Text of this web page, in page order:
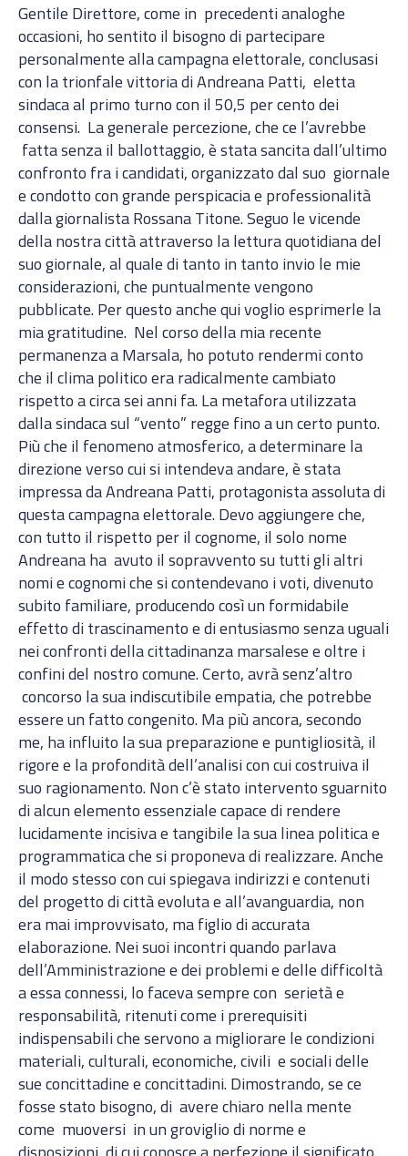
Gentile Direttore, come in precedenti analoghe
occasioni, ho sentito il bisogno di partecipare
personalmente alla campagna elettorale, conclusasi
con la trionfale vittoria di Andreana Patti, eletta
sindaca al primo turno con il 50,5 per cento dei
consensi. La generale percezione, che ce l’avrebbe
fatta senza il ballottaggio, è stata sancita dall’ultimo
confronto fra i candidati, organizzato dal suo giornale
e condotto con grande perspicacia e professionalità
dalla giornalista Rossana Titone. Seguo le vicende
della nostra città attraverso la lettura quotidiana del
suo giornale, al quale di tanto in tanto invio le mie
considerazioni, che puntualmente vengono
pubblicate. Per questo anche qui voglio esprimerle la
mia gratitudine. Nel corso della mia recente
permanenza a Marsala, ho potuto rendermi conto
che il clima politico era radicalmente cambiato
rispetto a circa sei anni fa. La metafora utilizzata
dalla sindaca sul “vento” regge fino a un certo punto.
Più che il fenomeno atmosferico, a determinare la
direzione verso cui si intendeva andare, è stata
impressa da Andreana Patti, protagonista assoluta di
questa campagna elettorale. Devo aggiungere che,
con tutto il rispetto per il cognome, il solo nome
Andreana ha avuto il sopravvento su tutti gli altri
nomi e cognomi che si contendevano i voti, divenuto
subito familiare, producendo così un formidabile
effetto di trascinamento e di entusiasmo senza uguali
nei confronti della cittadinanza marsalese e oltre i
confini del nostro comune. Certo, avrà senz’altro
concorso la sua indiscutibile empatia, che potrebbe
essere un fatto congenito. Ma più ancora, secondo
me, ha influito la sua preparazione e puntigliosità, il
rigore e la profondità dell’analisi con cui costruiva il
suo ragionamento. Non c’è stato intervento sguarnito
di alcun elemento essenziale capace di rendere
lucidamente incisiva e tangibile la sua linea politica e
programmatica che si proponeva di realizzare. Anche
il modo stesso con cui spiegava indirizzi e contenuti
del progetto di città evoluta e all’avanguardia, non
era mai improvvisato, ma figlio di accurata
elaborazione. Nei suoi incontri quando parlava
dell’Amministrazione e dei problemi e delle difficoltà
a essa connessi, lo faceva sempre con serietà e
responsabilità, ritenuti come i prerequisiti
indispensabili che servono a migliorare le condizioni
materiali, culturali, economiche, civili e sociali delle
sue concittadine e concittadini. Dimostrando, se ce
fosse stato bisogno, di avere chiaro nella mente
come muoversi in un groviglio di norme e